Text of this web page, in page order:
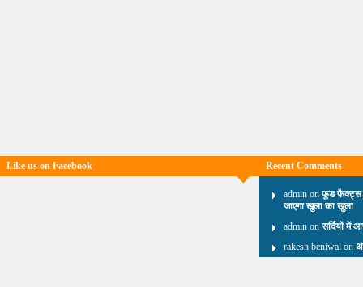
Like us on Facebook Recent Comments
admin onफूड फैक्ट्स
जाएगा खुला का खुला
admin onसर्दियों में
rakesh beniwal on